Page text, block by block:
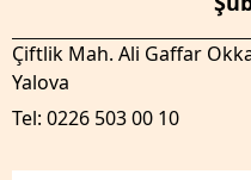
Çiftlik Mah. Ali Gaffar
Yalova
Tel: 0226 503 00 10